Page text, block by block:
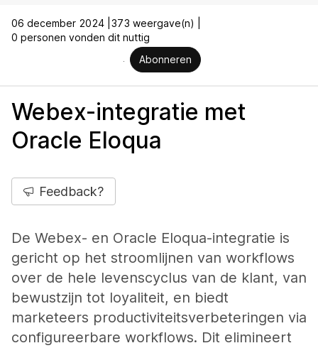
06 december 2024 | 373 weergave(n) |
0 personen vonden dit nuttig
Abonneren
Webex-integratie met
Oracle Eloqua
Feedback?
De Webex- en Oracle Eloqua-integratie is
gericht op het stroomlijnen van workflows
over de hele levenscyclus van de klant, van
bewustzijn tot loyaliteit, en biedt
marketeers productiviteitsverbeteringen via
configureerbare workflows. Dit elimineert